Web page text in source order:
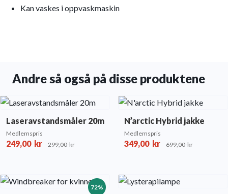
Kan vaskes i oppvaskmaskin
Andre så også på disse produktene
Laseravstandsmåler 20m
Medlemspris
249,00 kr 299,00kr
N’arctic Hybrid jakke
Medlemspris
349,00 kr 699,00kr
72%